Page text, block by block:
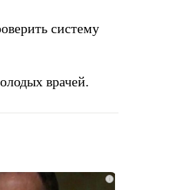
систему
врачей.
i